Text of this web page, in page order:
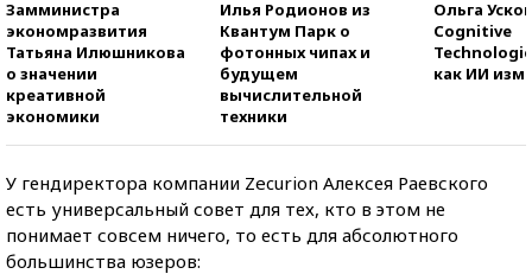
Замминистра
экономразвития
Татьяна Илюшникова
о значении
креативной
экономики
Илья Родионов из
Квантум Парк о
фотонных чипах и
будущем
вычислительной
техники
Ольга
Cognitive
как ИИ
У гендиректора компании Zecurion Алексея Раевского
есть универсальный совет для тех, кто в этом не
понимает совсем ничего, то есть для абсолютного
большинства юзеров: